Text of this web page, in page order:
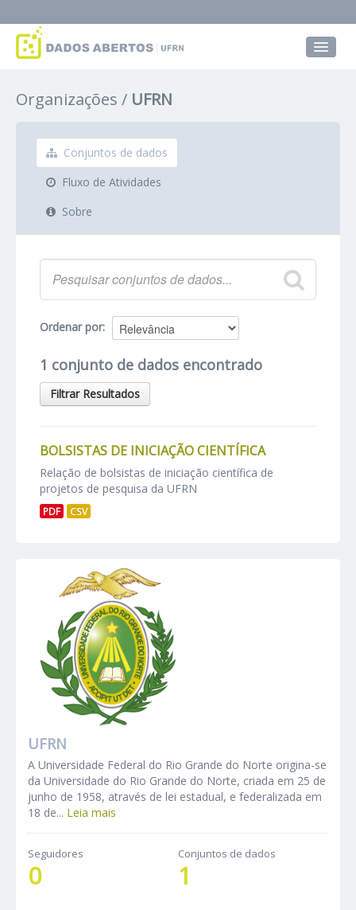
Grupos
Sobre
Organizações UFRN
Conjuntos de dados
Fluxo de Atividades
Sobre
Ordenar por
1 conjunto de dados encontrado
Filtrar Resultados
BOLSISTAS DE INICIAÇÃO CIENTÍFICA
Relação de bolsistas de iniciação científica de
projetos de pesquisa da UFRN
PDF CSV
UFRN
A Universidade Federal do Rio Grande do Norte origina-se
da Universidade do Rio Grande do Norte, criada em 25 de
junho de 1958, através de lei estadual, e federalizada em
18 de... Leia mais
Seguidores
0
Conjuntos de dados
1